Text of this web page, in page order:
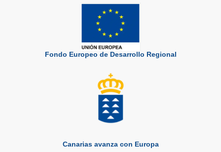
Fondo Europeo de Desarrollo Regional
Canarias avanza con Europa